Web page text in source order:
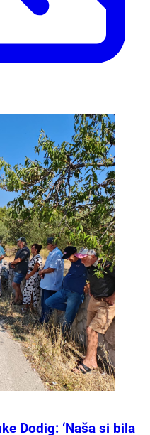
Dodig: ‘Naša si bila